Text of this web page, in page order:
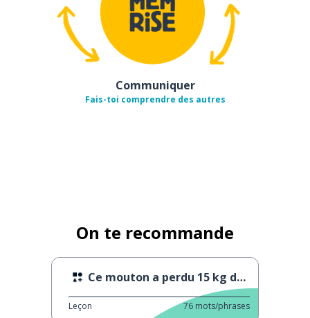
Communiquer
Fais-toi comprendre des autres
On te recommande
Ce mouton a perdu 15 kg de laine
Leçon 76 mots/phrases